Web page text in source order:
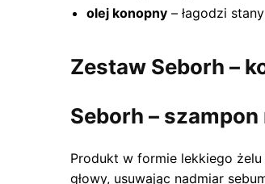
olej konopny – łagodzi
Zestaw Seborh –
Seborh –
Produkt w formie lekkiego
głowy, usuwając nadmiar